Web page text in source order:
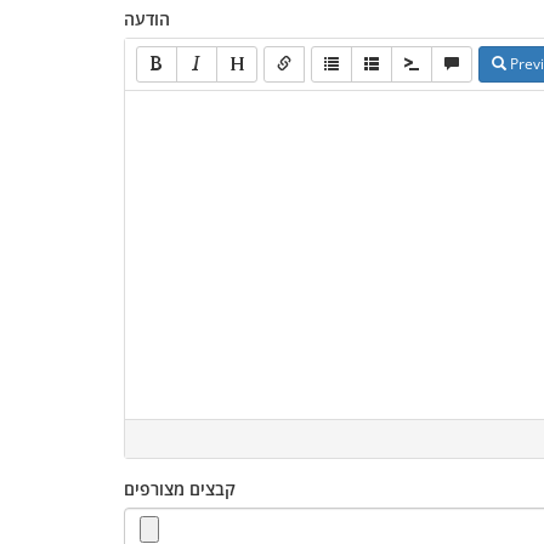
הודעה
קבצים מצורפים